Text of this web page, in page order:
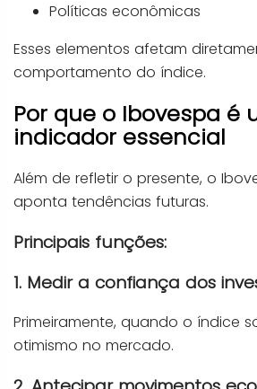
Políticas econômicas
Esses elementos afetam
comportamento do índice.
Por que o Ibovespa é
indicador essencial
Além de refletir o presente, o
aponta tendências futuras.
Principais funções:
1. Medir a confiança dos
Primeiramente, quando o índice
otimismo no mercado.